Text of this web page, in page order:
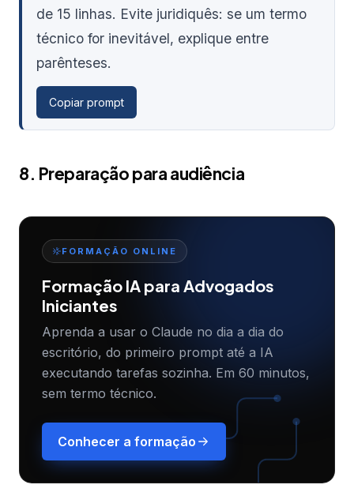
de 15 linhas. Evite juridiquês: se um termo
técnico for inevitável, explique entre
parênteses.
Copiar prompt
8. Preparação para audiência
FORMAÇÃO ONLINE
Formação IA para Advogados
Iniciantes
Aprenda a usar o Claude no dia a dia do
escritório, do primeiro prompt até a IA
executando tarefas sozinha. Em 60 minutos,
sem termo técnico.
Conhecer a formação